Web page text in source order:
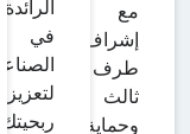
مع
إشراف
طرف
ثالث
وحماية
الرائدة
في
الصناعة
لتعزيز
ربحيتك.